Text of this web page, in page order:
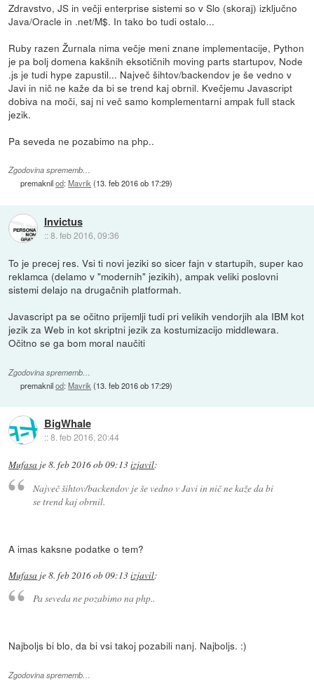
Zdravstvo, JS in večji enterprise sistemi so v Slo (skoraj) izključno
Java/Oracle in .net/M$. In tako bo tudi ostalo...
Ruby razen Žurnala nima večje meni znane implementacije, Python
je pa bolj domena kakšnih eksotičnih moving parts startupov, Node
.js je tudi hype zapustil... Največ šihtov/backendov je še vedno v
Javi in nič ne kaže da bi se trend kaj obrnil. Kvečjemu Javascript
dobiva na moči, saj ni več samo komplementarni ampak full stack
jezik.
Pa seveda ne pozabimo na php..
Zgodovina sprememb…
premaknilod:Mavrik(13. feb 2016 ob 17:29)
Invictus
::8. feb 2016, 09:36
To je precej res. Vsi ti novi jeziki so sicer fajn v startupih, super kao
reklamca (delamo v "modernih" jezikih), ampak veliki poslovni
sistemi delajo na drugačnih platformah.
Javascript pa se očitno prijemlji tudi pri velikih vendorjih ala IBM kot
jezik za Web in kot skriptni jezik za kostumizacijo middlewara.
Očitno se ga bom moral naučiti
Zgodovina sprememb…
premaknilod:Mavrik (13. feb 2016 ob 17:29)
BigWhale
::8. feb 2016, 20:44
Mufasa je8. feb 2016 ob 09:13izjavil:
Največ šihtov/backendov je še vedno v Javi in nič ne kaže da bi
se trend kaj obrnil.
A imas kaksne podatke o tem?
Mufasa je8. feb 2016 ob 09:13izjavil:
Pa seveda ne pozabimo na php..
Najboljs bi blo, da bi vsi takoj pozabili nanj. Najboljs. :)
Zgodovina sprememb…